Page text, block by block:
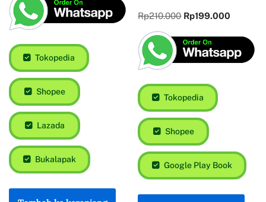
Tokopedia
Shopee
Lazada
Bukalapak
Rp210.000 Rp199.000
Tokopedia
Shopee
Google Play Book